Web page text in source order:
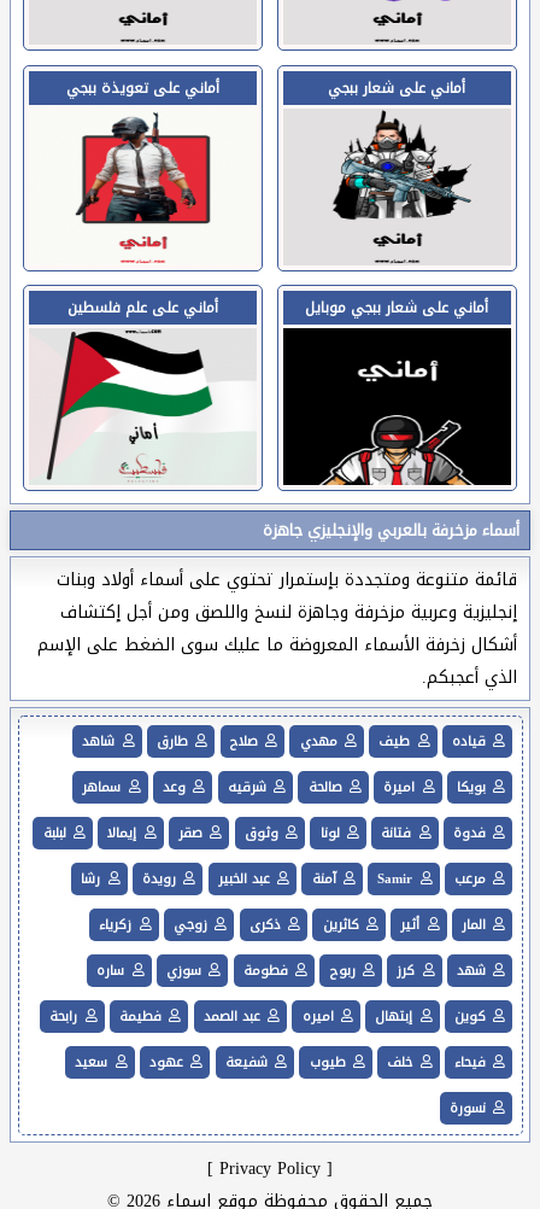
أماني على شعار ببجي أماني على تعويذة ببجي
أماني على شعار ببجي موبايل أماني على علم فلسطين
أسماء مزخرفة بالعربي والإنجليزي جاهزة
قائمة متنوعة ومتجددة بإستمرار تحتوي على أسماء أولاد وبنات
إنجليزية وعربية مزخرفة وجاهزة لنسخ واللصق ومن أجل إكتشاف
أشكال زخرفة الأسماء المعروضة ما عليك سوى الضغط على الإسم
الذي أعجبكم.
قياده طيف مهدي صلاح طارق
شاهد
بويكا
اميرة صالحة شرقيه وعد
سماهر
فدوة
فتانة لونا وثوق صقر إيمالا
لبلبة
مرعب
Samir آمنة عبد الخبير رويدة
رشا
المار
أثير كاثرين ذكرى زوجي
زكرياء
شهد
كرز ربوح فطومة سوزي
ساره
كوين
إبتهال اميره عبد الصمد فطيمة
رابحة
فيحاء
خلف طيوب شفيعة عهود
سعيد
نسورة
[
Privacy Policy
]
جميع الحقوق محفوظة موقع اسماء 2026 ©